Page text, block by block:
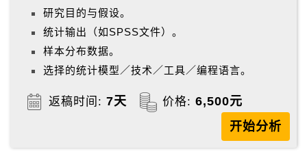
研究目的与假设。
统计输出（如SPSS文件）。
样本分布数据。
选择的统计模型／技术／工具／编程语言。
返稿时间: 7天 价格: 6,500元
开始分析